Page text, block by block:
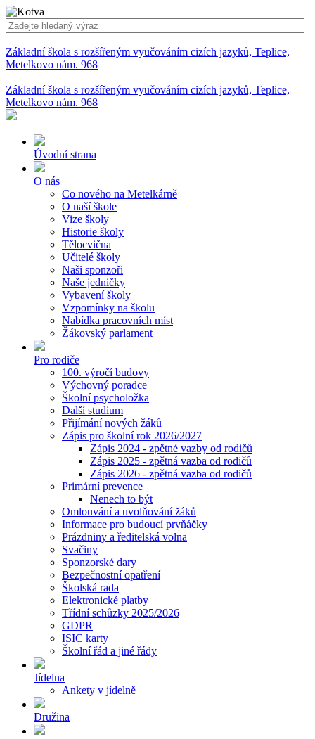
Základní škola s rozšířeným vyučováním cizích jazyků, Teplice,
Metelkovo nám. 968
Základní škola s rozšířeným vyučováním cizích jazyků, Teplice,
Metelkovo nám. 968
Úvodní strana
O nás
Co nového na Metelkárně
O naší škole
Vize školy
Historie školy
Tělocvična
Učitelé školy
Naši sponzoři
Naše jedničky
Vybavení školy
Vzpomínky na školu
Nabídka pracovních míst
Žákovský parlament
Pro rodiče
100. výročí budovy
Výchovný poradce
Školní psycholožka
Další studium
Přijímání nových žáků
Zápis pro školní rok 2026/2027
Zápis 2024 - zpětné vazby od rodičů
Zápis 2025 - zpětná vazba od rodičů
Zápis 2026 - zpětná vazba od rodičů
Primární prevence
Nenech to být
Omlouvání a uvolňování žáků
Informace pro budoucí prvňáčky
Prázdniny a ředitelská volna
Svačiny
Sponzorské dary
Bezpečnostní opatření
Školská rada
Elektronické platby
Třídní schůzky 2025/2026
GDPR
ISIC karty
Školní řád a jiné řády
Jídelna
Ankety v jídelně
Družina